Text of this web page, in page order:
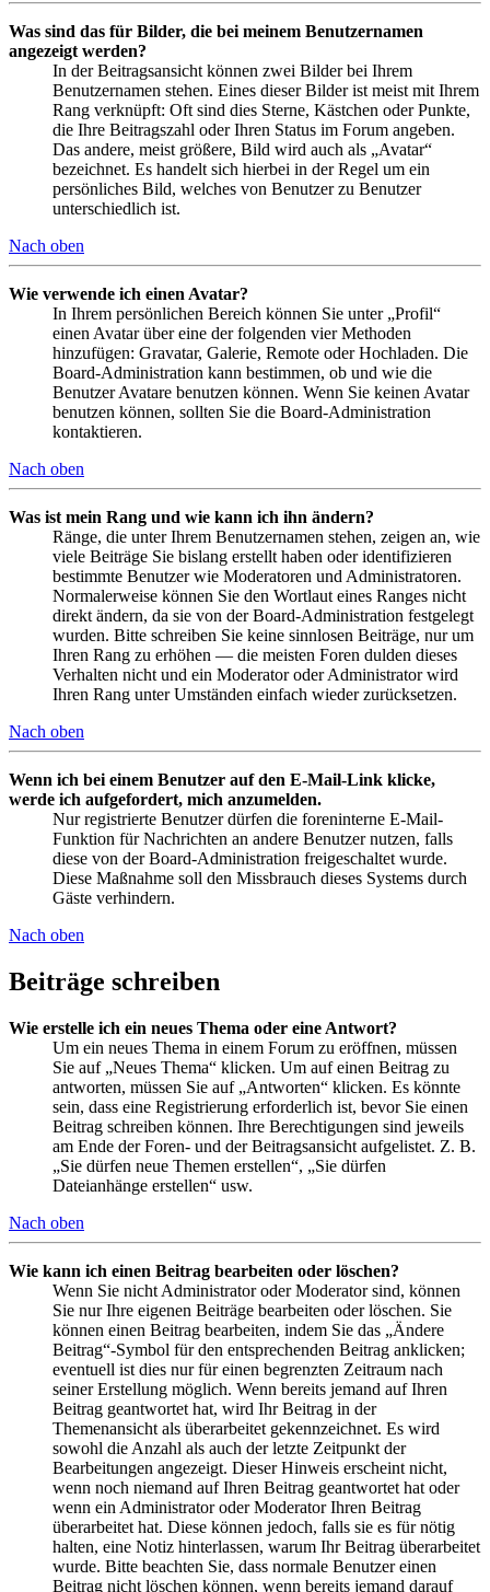
Was sind das für Bilder, die bei meinem Benutzernamen
angezeigt werden?
In der Beitragsansicht können zwei Bilder bei Ihrem
Benutzernamen stehen. Eines dieser Bilder ist meist mit Ihrem
Rang verknüpft: Oft sind dies Sterne, Kästchen oder Punkte,
die Ihre Beitragszahl oder Ihren Status im Forum angeben.
Das andere, meist größere, Bild wird auch als „Avatar“
bezeichnet. Es handelt sich hierbei in der Regel um ein
persönliches Bild, welches von Benutzer zu Benutzer
unterschiedlich ist.
Nach oben
Wie verwende ich einen Avatar?
In Ihrem persönlichen Bereich können Sie unter „Profil“
einen Avatar über eine der folgenden vier Methoden
hinzufügen: Gravatar, Galerie, Remote oder Hochladen. Die
Board-Administration kann bestimmen, ob und wie die
Benutzer Avatare benutzen können. Wenn Sie keinen Avatar
benutzen können, sollten Sie die Board-Administration
kontaktieren.
Nach oben
Was ist mein Rang und wie kann ich ihn ändern?
Ränge, die unter Ihrem Benutzernamen stehen, zeigen an, wie
viele Beiträge Sie bislang erstellt haben oder identifizieren
bestimmte Benutzer wie Moderatoren und Administratoren.
Normalerweise können Sie den Wortlaut eines Ranges nicht
direkt ändern, da sie von der Board-Administration festgelegt
wurden. Bitte schreiben Sie keine sinnlosen Beiträge, nur um
Ihren Rang zu erhöhen — die meisten Foren dulden dieses
Verhalten nicht und ein Moderator oder Administrator wird
Ihren Rang unter Umständen einfach wieder zurücksetzen.
Nach oben
Wenn ich bei einem Benutzer auf den E-Mail-Link klicke,
werde ich aufgefordert, mich anzumelden.
Nur registrierte Benutzer dürfen die foreninterne E-Mail-
Funktion für Nachrichten an andere Benutzer nutzen, falls
diese von der Board-Administration freigeschaltet wurde.
Diese Maßnahme soll den Missbrauch dieses Systems durch
Gäste verhindern.
Nach oben
Beiträge schreiben
Wie erstelle ich ein neues Thema oder eine Antwort?
Um ein neues Thema in einem Forum zu eröffnen, müssen
Sie auf „Neues Thema“ klicken. Um auf einen Beitrag zu
antworten, müssen Sie auf „Antworten“ klicken. Es könnte
sein, dass eine Registrierung erforderlich ist, bevor Sie einen
Beitrag schreiben können. Ihre Berechtigungen sind jeweils
am Ende der Foren- und der Beitragsansicht aufgelistet. Z. B.
„Sie dürfen neue Themen erstellen“, „Sie dürfen
Dateianhänge erstellen“ usw.
Nach oben
Wie kann ich einen Beitrag bearbeiten oder löschen?
Wenn Sie nicht Administrator oder Moderator sind, können
Sie nur Ihre eigenen Beiträge bearbeiten oder löschen. Sie
können einen Beitrag bearbeiten, indem Sie das „Ändere
Beitrag“-Symbol für den entsprechenden Beitrag anklicken;
eventuell ist dies nur für einen begrenzten Zeitraum nach
seiner Erstellung möglich. Wenn bereits jemand auf Ihren
Beitrag geantwortet hat, wird Ihr Beitrag in der
Themenansicht als überarbeitet gekennzeichnet. Es wird
sowohl die Anzahl als auch der letzte Zeitpunkt der
Bearbeitungen angezeigt. Dieser Hinweis erscheint nicht,
wenn noch niemand auf Ihren Beitrag geantwortet hat oder
wenn ein Administrator oder Moderator Ihren Beitrag
überarbeitet hat. Diese können jedoch, falls sie es für nötig
halten, eine Notiz hinterlassen, warum Ihr Beitrag überarbeitet
wurde. Bitte beachten Sie, dass normale Benutzer einen
Beitrag nicht löschen können, wenn bereits jemand darauf